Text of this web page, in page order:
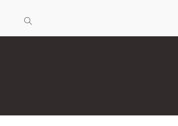
TOGGLE